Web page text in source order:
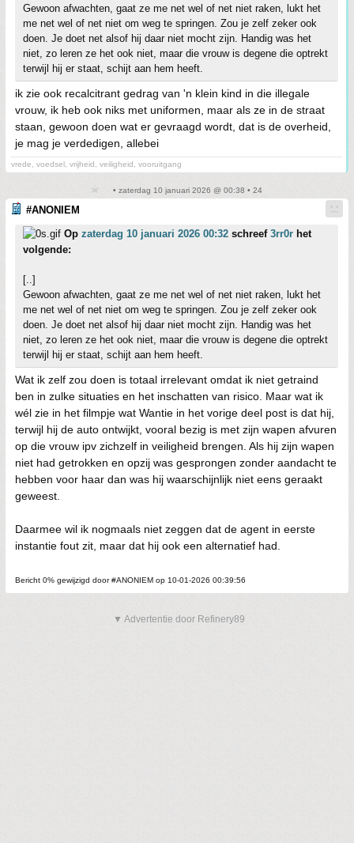
Gewoon afwachten, gaat ze me net wel of net niet raken, lukt het
me net wel of net niet om weg te springen. Zou je zelf zeker ook
doen. Je doet net alsof hij daar niet mocht zijn. Handig was het
niet, zo leren ze het ook niet, maar die vrouw is degene die optrekt
terwijl hij er staat, schijt aan hem heeft.
ik zie ook recalcitrant gedrag van 'n klein kind in die illegale
vrouw, ik heb ook niks met uniformen, maar als ze in de straat
staan, gewoon doen wat er gevraagd wordt, dat is de overheid,
je mag je verdedigen, allebei
vrede, voedsel, vrijheid, veiligheid, vooruitgang
• zaterdag 10 januari 2026 @ 00:38 • 24
#ANONIEM
Op zaterdag 10 januari 2026 00:32 schreef 3rr0r het
volgende:
[..]
Gewoon afwachten, gaat ze me net wel of net niet raken, lukt het
me net wel of net niet om weg te springen. Zou je zelf zeker ook
doen. Je doet net alsof hij daar niet mocht zijn. Handig was het
niet, zo leren ze het ook niet, maar die vrouw is degene die optrekt
terwijl hij er staat, schijt aan hem heeft.
Wat ik zelf zou doen is totaal irrelevant omdat ik niet getraind
ben in zulke situaties en het inschatten van risico. Maar wat ik
wél zie in het filmpje wat Wantie in het vorige deel post is dat hij,
terwijl hij de auto ontwijkt, vooral bezig is met zijn wapen afvuren
op die vrouw ipv zichzelf in veiligheid brengen. Als hij zijn wapen
niet had getrokken en opzij was gesprongen zonder aandacht te
hebben voor haar dan was hij waarschijnlijk niet eens geraakt
geweest.
Daarmee wil ik nogmaals niet zeggen dat de agent in eerste
instantie fout zit, maar dat hij ook een alternatief had.
Bericht 0% gewijzigd door #ANONIEM op 10-01-2026 00:39:56
▼ Advertentie door Refinery89